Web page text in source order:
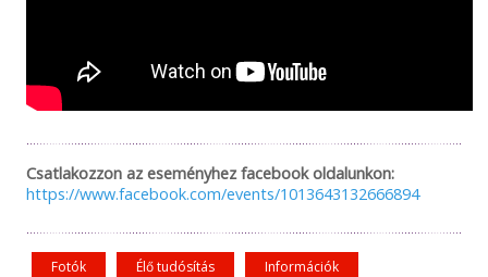
Csatlakozzon az eseményhez facebook oldalunkon:
https://www.facebook.com/events/1013643132666894
Fotók Élő tudósítás Információk